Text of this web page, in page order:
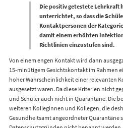
Die positiv getestete Lehrkraft
unterrichtet, so dass die
Kontaktpersonen der
damit einem erhöhten
Richtlinien einzustufen sind.
Von einem engen Kontakt wird dann
15-minütigem Gesichtskontakt im Rahmen
hoher Wahrscheinlichkeit einer relevanten
ausgesetzt waren. Da diese Kriterien nicht
und Schüler auch nicht in Quarantäne. Die
weiteren Kolleginnen und Kollegen, die
Gesundheitsamt angeordneter Quarantäne